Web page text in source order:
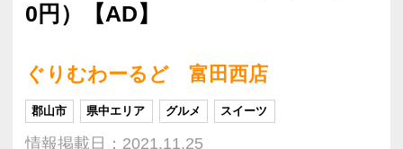
0円）【AD】
ぐりむわーるど 富田西店
郡山市 県中エリア グルメ スイーツ
情報掲載日：2021.11.25